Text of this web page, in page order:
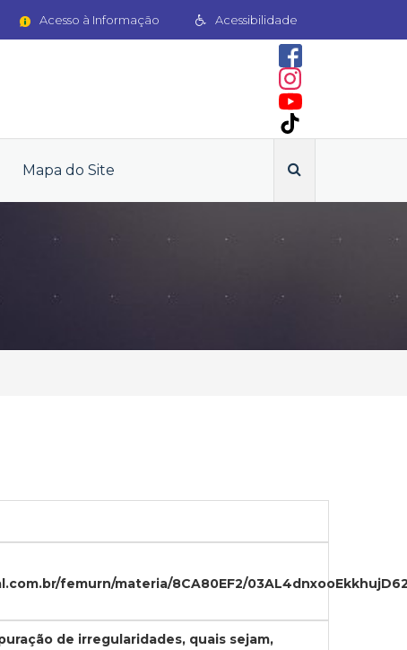
Acessibilidade
Acesso à Informação
Mapa do Site
femurn/materia/8CA80EF2/
de irregularidades, quais sejam,